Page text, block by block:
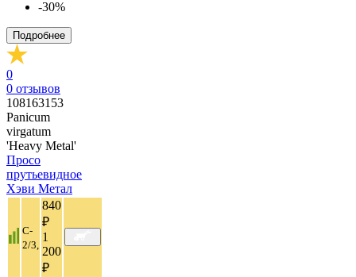
-30%
Подробнее
0
0 отзывов
108163153
Panicum
virgatum
'Heavy Metal'
Просо
прутьевидное
Хэви Метал
C-
2/3,
840
₽
1
200
₽